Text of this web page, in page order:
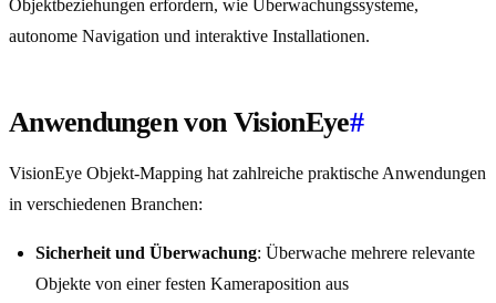
Objektbeziehungen erfordern, wie Überwachungssysteme,
autonome Navigation und interaktive Installationen.
Anwendungen von VisionEye#
VisionEye Objekt-Mapping hat zahlreiche praktische Anwendungen
in verschiedenen Branchen:
Sicherheit und Überwachung: Überwache mehrere relevante
Objekte von einer festen Kameraposition aus